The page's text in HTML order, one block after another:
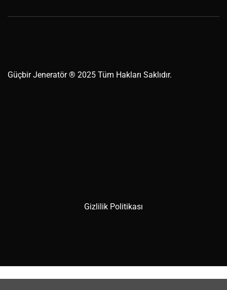
GüçbirJeneratör® 2025 Tüm Hakları Saklıdır.
Gizlilik Politikası